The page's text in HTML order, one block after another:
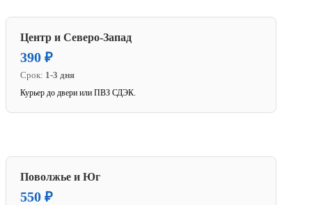
Центр и Северо-Запад
390 ₽
Срок: 1-3 дня
Курьер до двери или ПВЗ СДЭК.
Поволжье и Юг
550 ₽